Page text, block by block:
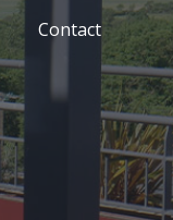
Contact